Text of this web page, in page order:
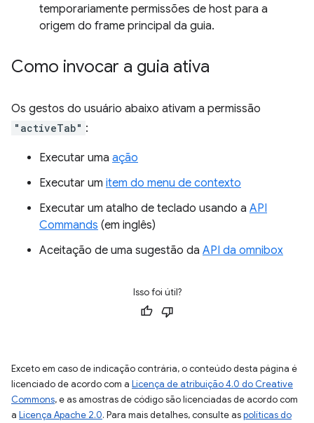
temporariamente permissões de host para a
origem do frame principal da guia.
Como invocar a guia ativa
Os gestos do usuário abaixo ativam a permissão
"activeTab" :
Executar uma ação
Executar um item do menu de contexto
Executar um atalho de teclado usando a API
Commands (em inglês)
Aceitação de uma sugestão da API da omnibox
Isso foi útil?
Exceto em caso de indicação contrária, o conteúdo desta página é
licenciado de acordo com a Licença de atribuição 4.0 do Creative
Commons, e as amostras de código são licenciadas de acordo com
a Licença Apache 2.0. Para mais detalhes, consulte aspolíticas do